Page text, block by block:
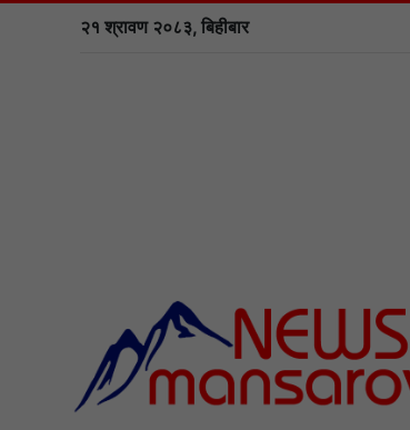
२१ श्रावण २०८३, बिहीबार